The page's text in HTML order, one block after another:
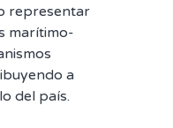
representar
marítimo-
a
del país.